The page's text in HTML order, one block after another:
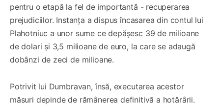
pentru o etapă la fel de importantă - recuperarea
prejudiciilor. Instanța a dispus încasarea din contul lui
Plahotniuc a unor sume ce depășesc 39 de milioane
de dolari și 3,5 milioane de euro, la care se adaugă
dobânzi de zeci de milioane.
Potrivit lui Dumbravan, însă, executarea acestor
măsuri depinde de rămânerea definitivă a hotărârii.